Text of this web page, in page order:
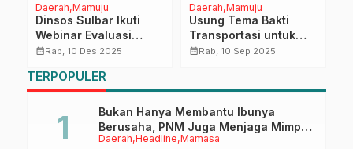
Daerah Mamuju
Dinsos Sulbar Ikuti
Webinar Evaluasi
Gempa Bumi Merusak
Pemahaman dan
Kapasitas dalam
Penanganan Bencana
calendar_monthRab, 10 Des 2025
Daerah Mamuju
Usung Tema Bakti
Transportasi untuk
Negeri: Dishub Sulbar
2025
calendar_monthRab, 10 Sep 2025
TERPOPULER
Daerah Headline Mamasa
Bukan Hanya Membantu Ibunya
Berusaha, PNM Juga Menjaga Mimpi
Anaknya Untuk Menggapai Cita-Cita